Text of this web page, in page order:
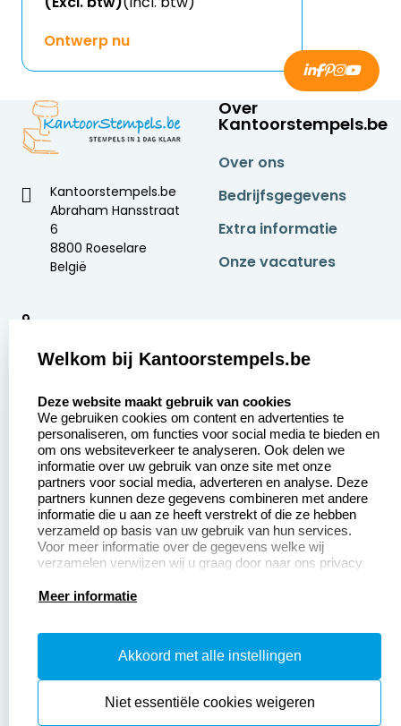
Ontwerp nu
Kantoorstempels.be
Abraham Hansstraat
6
8800 Roeselare
België
9
Over
Kantoorstempels.be
Over ons
Bedrijfsgegevens
Extra informatie
Onze vacatures
Aanvraag op maat
Betaling &
Verzending
Wederverkoper
worden
Contact opnemen
Veel gestelde vragen
Retourneren
Herroepingsrecht
Productinformatie:
Instructiepagina
Safety Sheets
Welkom bij Kantoorstempels.be
Deze website maakt gebruik van cookies
We gebruiken cookies om content en advertenties te
personaliseren, om functies voor social media te bieden en
om ons websiteverkeer te analyseren. Ook delen we
informatie over uw gebruik van onze site met onze
partners voor social media, adverteren en analyse. Deze
partners kunnen deze gegevens combineren met andere
informatie die u aan ze heeft verstrekt of die ze hebben
verzameld op basis van uw gebruik van hun services.
Voor meer informatie over de gegevens welke wij
verzamelen verwijzen wij u graag door naar ons privacy
Meer informatie
Akkoord met alle instellingen
Niet essentiële cookies weigeren